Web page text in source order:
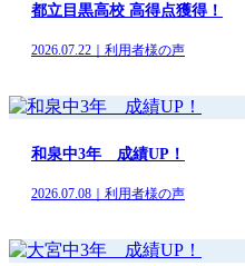
都立目黒高校 高得点獲得！
2026.07.22｜利用者様の声
和泉中3年 成績UP！
2026.07.08｜利用者様の声